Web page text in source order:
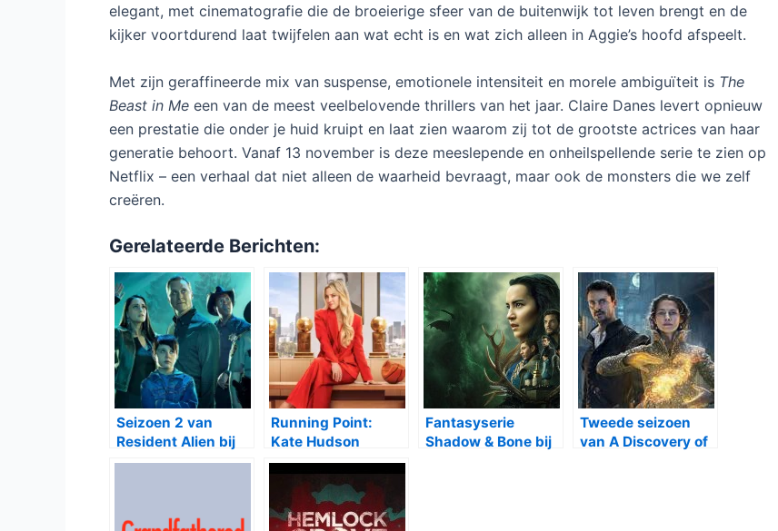
elegant, met cinematografie die de broeierige sfeer van de buitenwijk tot leven brengt en de
kijker voortdurend laat twijfelen aan wat echt is en wat zich alleen in Aggie’s hoofd afspeelt.
Met zijn geraffineerde mix van suspense, emotionele intensiteit en morele ambiguïteit is The
Beast in Me een van de meest veelbelovende thrillers van het jaar. Claire Danes levert opnieuw
een prestatie die onder je huid kruipt en laat zien waarom zij tot de grootste actrices van haar
generatie behoort. Vanaf 13 november is deze meeslepende en onheilspellende serie te zien op
Netflix – een verhaal dat niet alleen de waarheid bevraagt, maar ook de monsters die we zelf
creëren.
Gerelateerde Berichten:
Seizoen 2 van
Resident Alien bij
Netflix
Running Point:
Kate Hudson
schittert in nieuwe
sportkomedie van
Mindy Kaling
Fantasyserie
Shadow & Bone bij
Tweede seizoen
van A Discovery of